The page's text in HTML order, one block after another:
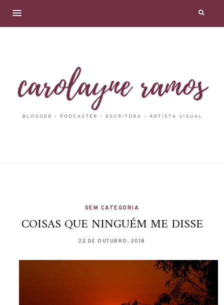
SEM CATEGORIA
COISAS QUE NINGUÉM ME DISSE
22 DE OUTUBRO, 2018